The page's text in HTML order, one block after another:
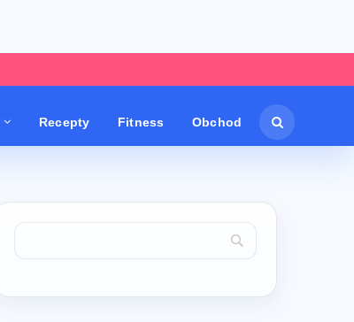
Recepty Fitness Obchod